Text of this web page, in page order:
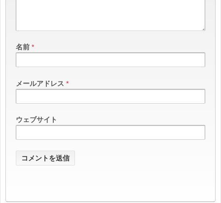
名前 *
メールアドレス *
ウェブサイト